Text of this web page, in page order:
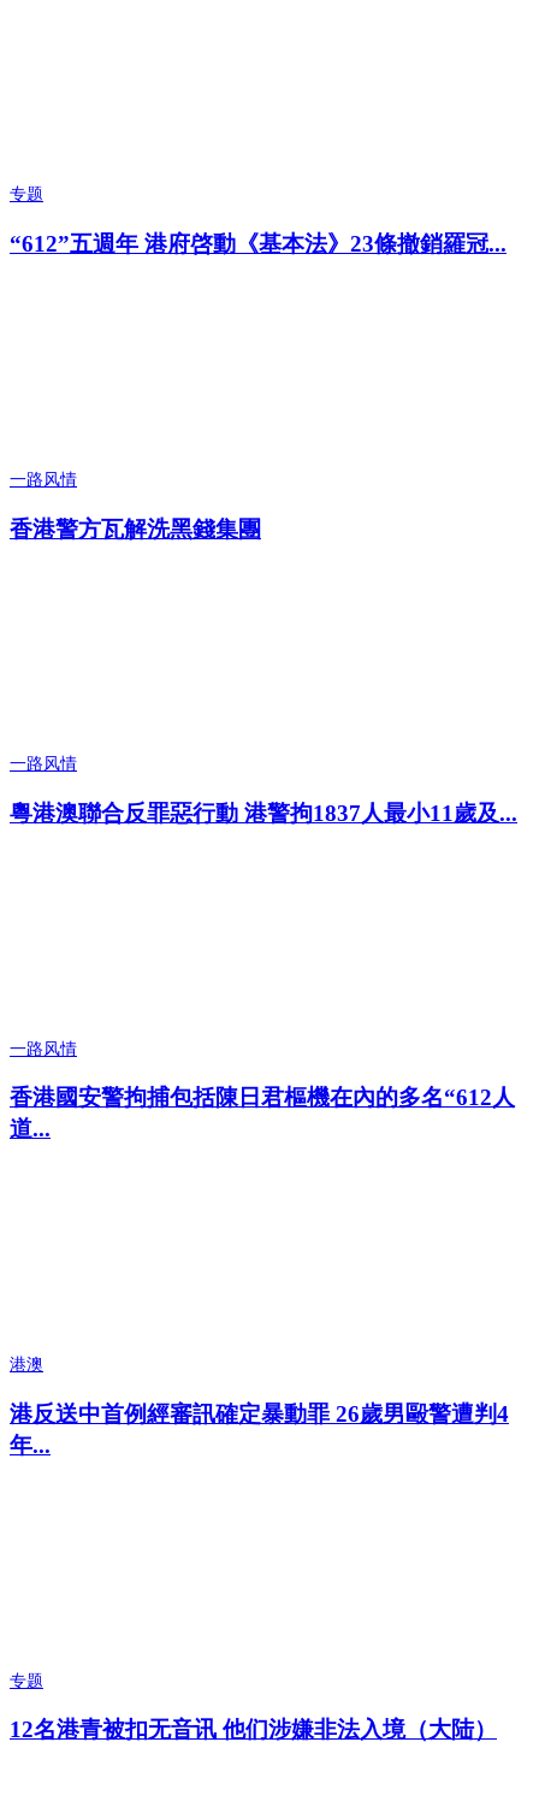
专题
“612”五週年 港府啓動《基本法》23條撤銷羅冠...
一路风情
香港警方瓦解洗黑錢集團
一路风情
粵港澳聯合反罪惡行動 港警拘1837人最小11歲及...
一路风情
香港國安警拘捕包括陳日君樞機在內的多名“612人
道...
港澳
港反送中首例經審訊確定暴動罪 26歲男毆警遭判4
年...
专题
12名港青被扣无音讯 他们涉嫌非法入境（大陆）